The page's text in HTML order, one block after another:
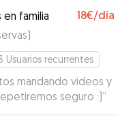
Fue muy atento,
la entrega como en la
👍
en familia 18€/día
)
Usuarios recurrentes
mandando videos y
seguro :)”